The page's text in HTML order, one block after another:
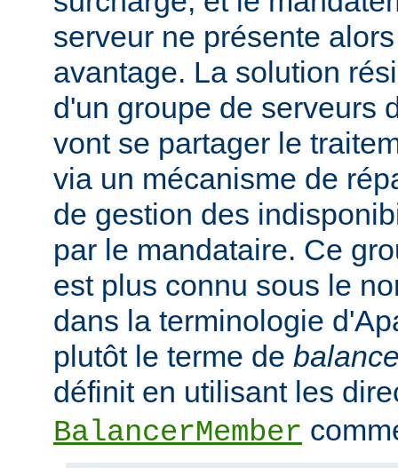
serveur ne présente
avantage. La solution
d'un groupe de serveurs
vont se partager le
via un mécanisme de
de gestion des
par le mandataire. Ce
est plus connu sous le
dans la terminologie
plutôt le terme de
définit en utilisant les
BalancerMember